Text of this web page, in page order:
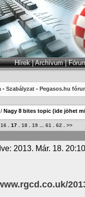
Hírek|Archívum|
- Szabályzat - Pegasos.hu
/ Nagy 8 bites topic (ide jöhet
16 17 18 19 61 62 >>
2013. Már. 18. 20:10